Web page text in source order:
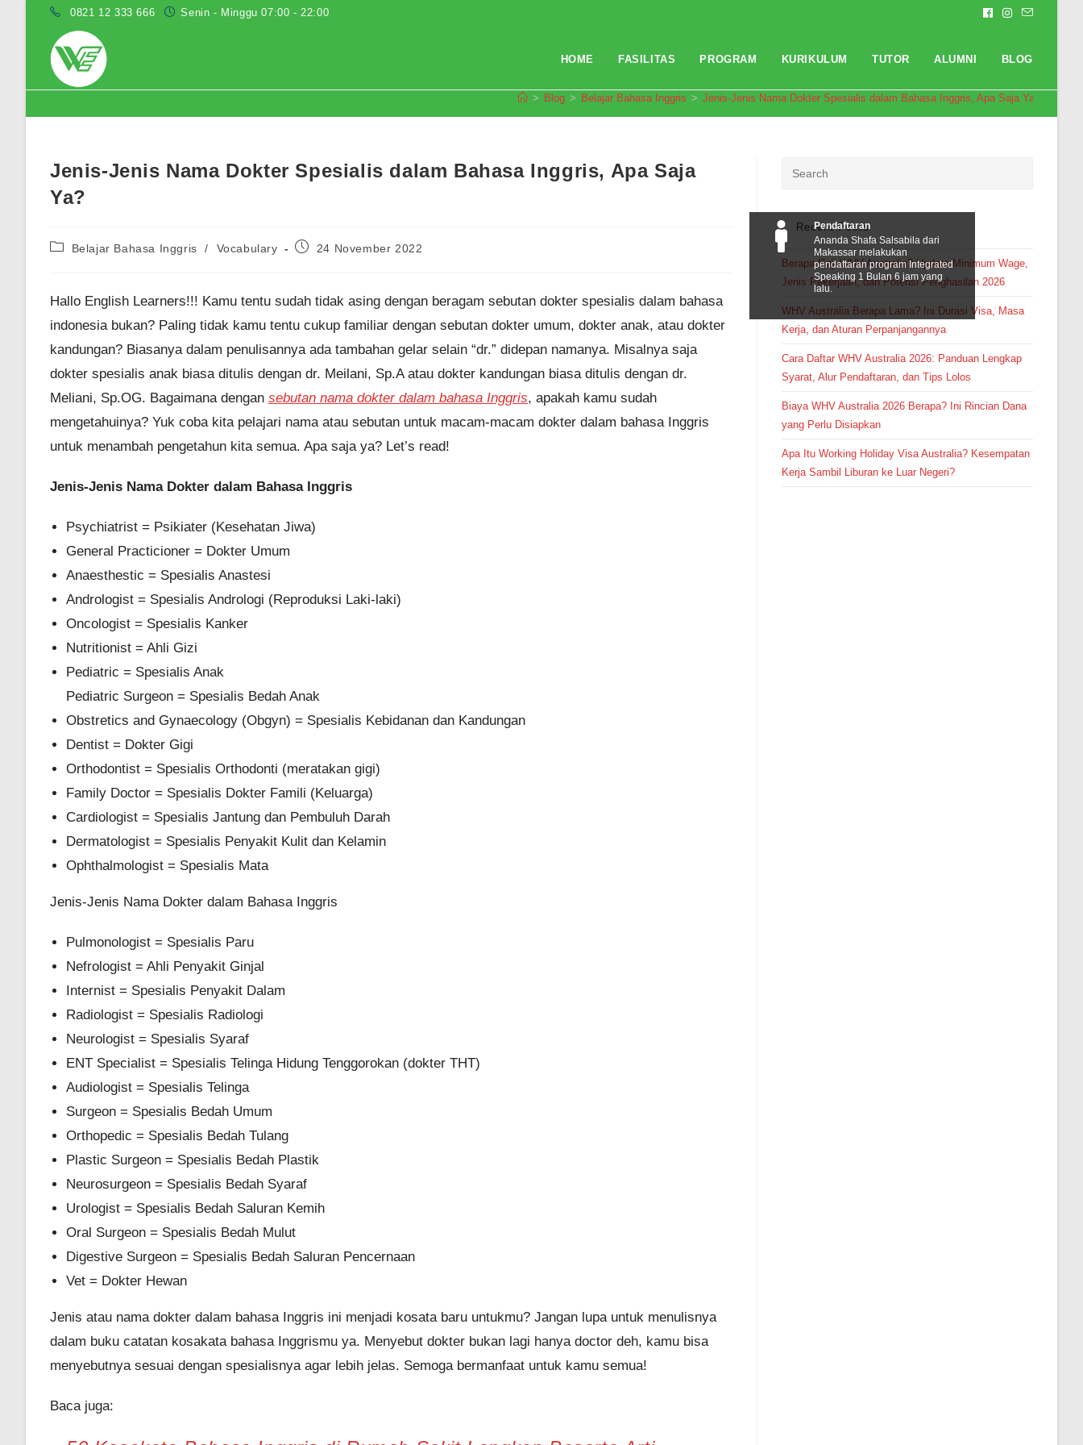
0821 12 333 666 Senin - Minggu 07:00 - 22:00
HOME FASILITAS PROGRAM KURIKULUM TUTOR ALUMNI BLOG
> Blog > Belajar Bahasa Inggris > Jenis-Jenis Nama Dokter Spesialis dalam Bahasa Inggris, Apa Saja Ya?
Jenis-Jenis Nama Dokter Spesialis dalam Bahasa Inggris, Apa Saja
Ya?
PostBelajar Bahasa Inggris / Vocabulary
Post24 November 2022
Hallo English Learners!!! Kamu tentu sudah tidak asing dengan beragam sebutan dokter spesialis dalam bahasa
indonesia bukan? Paling tidak kamu tentu cukup familiar dengan sebutan dokter umum, dokter anak, atau dokter
kandungan? Biasanya dalam penulisannya ada tambahan gelar selain “dr.” didepan namanya. Misalnya saja
dokter spesialis anak biasa ditulis dengan dr. Meilani, Sp.A atau dokter kandungan biasa ditulis dengan dr.
Meliani, Sp.OG. Bagaimana dengan sebutan nama dokter dalam bahasa Inggris, apakah kamu sudah
mengetahuinya? Yuk coba kita pelajari nama atau sebutan untuk macam-macam dokter dalam bahasa Inggris
untuk menambah pengetahun kita semua. Apa saja ya? Let’s read!
Jenis-Jenis Nama Dokter dalam Bahasa Inggris
Psychiatrist = Psikiater (Kesehatan Jiwa)
General Practicioner = Dokter Umum
Anaesthestic = Spesialis Anastesi
Andrologist = Spesialis Andrologi (Reproduksi Laki-laki)
Oncologist = Spesialis Kanker
Nutritionist = Ahli Gizi
Pediatric = Spesialis Anak
Pediatric Surgeon = Spesialis Bedah Anak
Obstretics and Gynaecology (Obgyn) = Spesialis Kebidanan dan Kandungan
Dentist = Dokter Gigi
Orthodontist = Spesialis Orthodonti (meratakan gigi)
Family Doctor = Spesialis Dokter Famili (Keluarga)
Cardiologist = Spesialis Jantung dan Pembuluh Darah
Dermatologist = Spesialis Penyakit Kulit dan Kelamin
Ophthalmologist = Spesialis Mata
Jenis-Jenis Nama Dokter dalam Bahasa Inggris
Pulmonologist = Spesialis Paru
Nefrologist = Ahli Penyakit Ginjal
Internist = Spesialis Penyakit Dalam
Radiologist = Spesialis Radiologi
Neurologist = Spesialis Syaraf
ENT Specialist = Spesialis Telinga Hidung Tenggorokan (dokter THT)
Audiologist = Spesialis Telinga
Surgeon = Spesialis Bedah Umum
Orthopedic = Spesialis Bedah Tulang
Plastic Surgeon = Spesialis Bedah Plastik
Neurosurgeon = Spesialis Bedah Syaraf
Urologist = Spesialis Bedah Saluran Kemih
Oral Surgeon = Spesialis Bedah Mulut
Digestive Surgeon = Spesialis Bedah Saluran Pencernaan
Vet = Dokter Hewan
Jenis atau nama dokter dalam bahasa Inggris ini menjadi kosata baru untukmu? Jangan lupa untuk menulisnya
dalam buku catatan kosakata bahasa Inggrismu ya. Menyebut dokter bukan lagi hanya doctor deh, kamu bisa
menyebutnya sesuai dengan spesialisnya agar lebih jelas. Semoga bermanfaat untuk kamu semua!
Baca juga:
Recent Posts
Berapa Gaji WHV Australia? Update Minimum Wage,
Jenis Pekerjaan, dan Potensi Penghasilan 2026
WHV Australia Berapa Lama? Ini Durasi Visa, Masa
Kerja, dan Aturan Perpanjangannya
Cara Daftar WHV Australia 2026: Panduan Lengkap
Syarat, Alur Pendaftaran, dan Tips Lolos
Biaya WHV Australia 2026 Berapa? Ini Rincian Dana
yang Perlu Disiapkan
Apa Itu Working Holiday Visa Australia? Kesempatan
Kerja Sambil Liburan ke Luar Negeri?
Pendaftaran
Ananda Shafa Salsabila dari
Makassar melakukan
pendaftaran program Integrated
Speaking 1 Bulan 6 jam yang
lalu.